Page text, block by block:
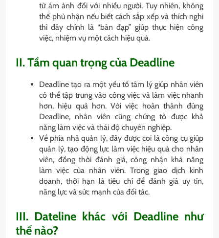
từ ám ảnh đối với nhiều người. Tuy nhiên, không
thể phủ nhận nếu biết cách sắp xếp và thích nghi
thì đây chính là “bàn đạp” giúp thực hiện công
việc, nhiệm vụ một cách hiệu quả.
II. Tầm quan trọng của Deadline
Deadline tạo ra một yếu tố tâm lý giúp nhân viên
có thể tập trung vào công việc và làm việc nhanh
hơn, hiệu quả hơn. Với việc hoàn thành đúng
Deadline, nhân viên cũng chứng tỏ được khả
năng làm việc và thái độ chuyên nghiệp.
Về phía nhà quản lý, đây được coi là công cụ giúp
quản lý, tạo động lực làm việc hiệu quả cho nhân
viên, đồng thời đánh giá, công nhận khả năng
làm việc của nhân viên. Trong giao dịch kinh
doanh, thời hạn là tiêu chí để đánh giá uy tín,
năng lực và sức mạnh của đối tác.
III. Dateline khác với Deadline như
thế nào?